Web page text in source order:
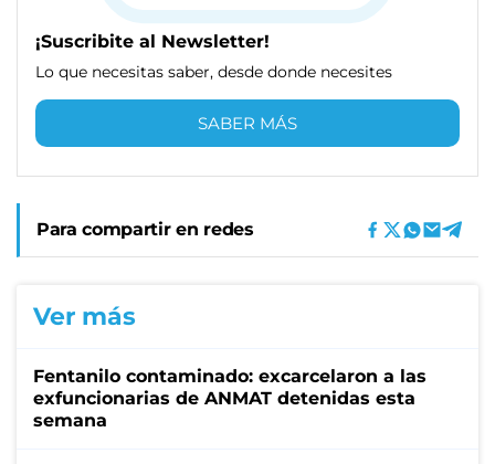
¡Suscribite al Newsletter!
Lo que necesitas saber, desde donde necesites
SABER MÁS
Para compartir en redes
Ver más
Fentanilo contaminado: excarcelaron a las
exfuncionarias de ANMAT detenidas esta
semana